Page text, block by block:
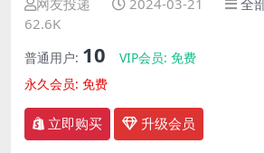
62.6K
普通用户: 10 VIP会员: 免费
永久会员: 免费
立即购买 升级会员